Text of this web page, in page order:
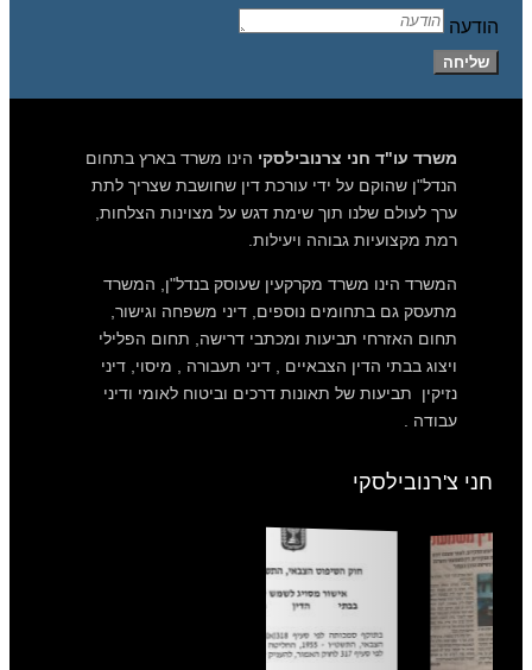
הודעה
שליחה
משרד עו"ד חני צרנובילסקיהינו משרד בארץ בתחום
הנדל"ן שהוקם על ידי עורכת דין שחושבת שצריך לתת
ערך לעולם שלנו תוך שימת דגש על מצוינות הצלחות,
רמת מקצועיות גבוהה ויעילות.
המשרד הינו משרד מקרקעין שעוסק בנדל"ן, המשרד
מתעסק גם בתחומים נוספים, דיני משפחה וגישור,
תחום האזרחי תביעות ומכתבי דרישה, תחום הפלילי
ויצוג בבתי הדין הצבאיים , דיני תעבורה , מיסוי, דיני
נזיקין תביעות של תאונות דרכים וביטוח לאומי ודיני
עבודה .
חני צ'רנובילסקי